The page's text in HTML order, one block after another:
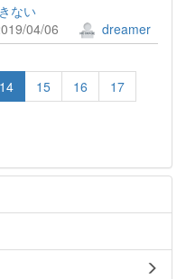
ない
04/06
dreamer
14 15 16
17